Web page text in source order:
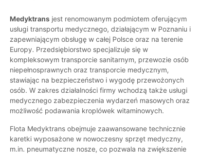
Medyktrans jest renomowanym podmiotem oferującym
usługi transportu medycznego, działającym w Poznaniu i
zapewniającym obsługę w całej Polsce oraz na terenie
Europy. Przedsiębiorstwo specjalizuje się w
kompleksowym transporcie sanitarnym, przewozie osób
niepełnosprawnych oraz transporcie medycznym,
stawiając na bezpieczeństwo i wygodę przewożonych
osób. W zakres działalności firmy wchodzą także usługi
medycznego zabezpieczenia wydarzeń masowych oraz
możliwość podawania kroplówek witaminowych.
Flota Medyktrans obejmuje zaawansowane technicznie
karetki wyposażone w nowoczesny sprzęt medyczny,
m.in. pneumatyczne nosze, co pozwala na zwiększenie